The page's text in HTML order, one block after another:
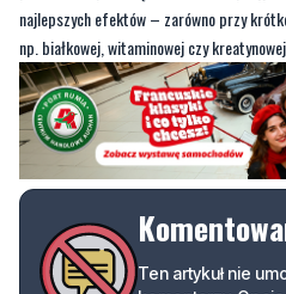
Ten artykuł nie
wyłączona przez